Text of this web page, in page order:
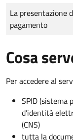
Tipo di pagamento
Importo
La presentazione
pagamento
Cosa
Per accedere al
SPID (sistema
d’identità
(CNS)
tutta la